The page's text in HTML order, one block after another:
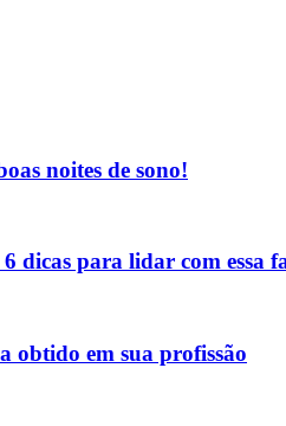
noites de sono!
dicas para lidar com essa
obtido em sua profissão